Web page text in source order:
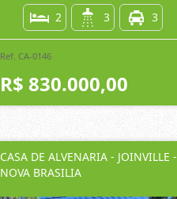
2 3 3
Ref. CA-0146
R$ 830.000,00
CASA DE ALVENARIA - JOINVILLE -
NOVA BRASILIA